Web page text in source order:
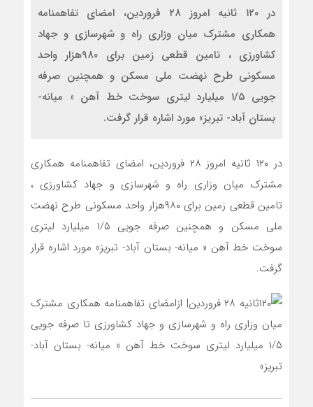
در ۱۲۰ ثانیه امروز ۲۸ فروردین، امضای تفاهمنامه
همکاری مشترک میان وزاری راه و شهرسازی و جهاد
کشاورزی ، تامین قطعی زمین برای ۹۸۰هزار واحد
مسکونی طرح نهضت ملی مسکن و همچنین صرفه
جویی ۱/۵ میلیارد لیتری سوخت خط آهن « میانه-
بستان آباد- تبریز» مورد اشاره قرار گرفت.
در ۱۲۰ ثانیه امروز ۲۸ فروردین، امضای تفاهمنامه همکاری
مشترک میان وزاری راه و شهرسازی و جهاد کشاورزی ،
تامین قطعی زمین برای ۹۸۰هزار واحد مسکونی طرح نهضت
ملی مسکن و همچنین صرفه جویی ۱/۵ میلیارد لیتری
سوخت خط آهن « میانه- بستان آباد- تبریز» مورد اشاره قرار
گرفت.